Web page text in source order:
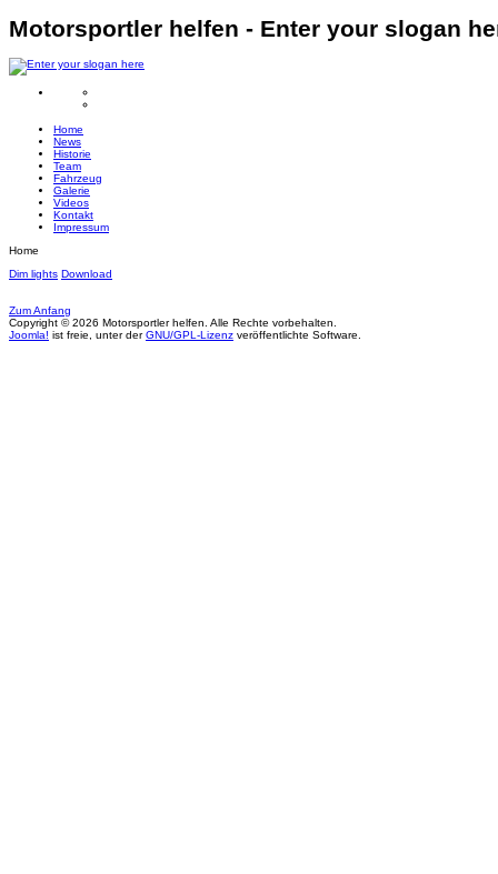
Motorsportler helfen - Enter your slogan
Home
News
Historie
Team
Fahrzeug
Galerie
Videos
Kontakt
Impressum
Home
Dim lights Download
Zum Anfang
Copyright © 2026 Motorsportler helfen. Alle Rechte vorbehalten.
Joomla! ist freie, unter derGNU/GPL-Lizenz veröffentlichte Software.